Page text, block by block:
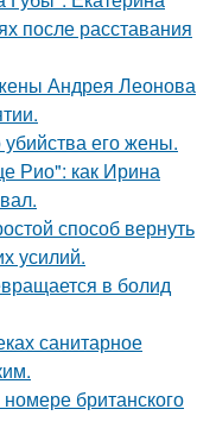
после расставания
Андрея Леонова
его жены.
Рио": как Ирина
способ вернуть
усилий.
в болид
санитарное
британского